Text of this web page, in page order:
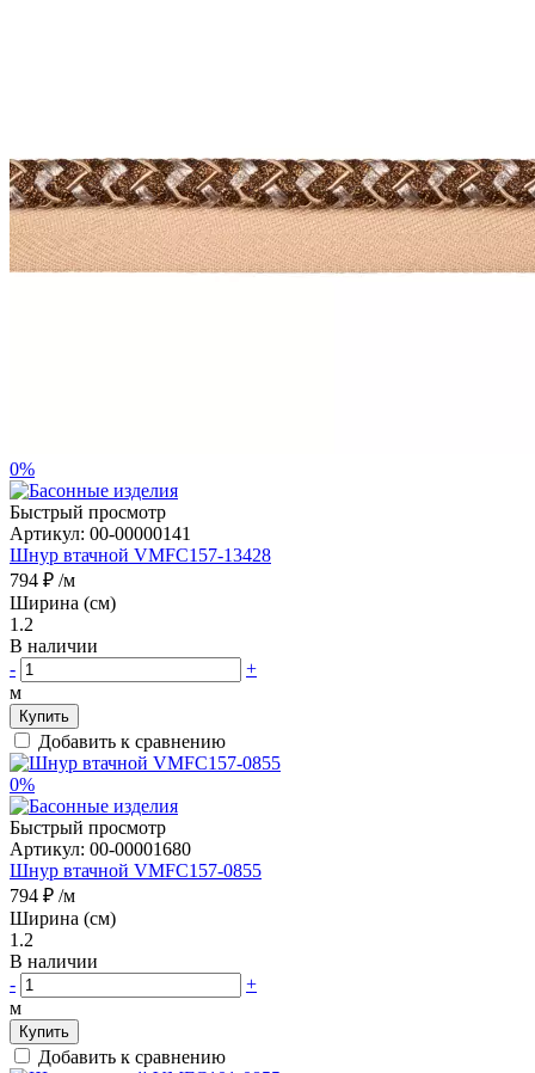
0%
Быстрый просмотр
Артикул: 00-00000141
Шнур втачной VMFC157-13428
794 ₽ /м
Ширина (см)
1.2
В наличии
-
+
м
Купить
Добавить к сравнению
0%
Быстрый просмотр
Артикул: 00-00001680
Шнур втачной VMFC157-0855
794 ₽ /м
Ширина (см)
1.2
В наличии
-
+
м
Купить
Добавить к сравнению